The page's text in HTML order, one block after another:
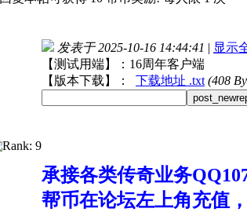
发表于 2025-10-16 14:44:41 | 显示
【测试用端】：16周年客户端
【版本下载】：
下载地址 .txt (408
承接各类传奇业务
帮币在论坛左上角充值